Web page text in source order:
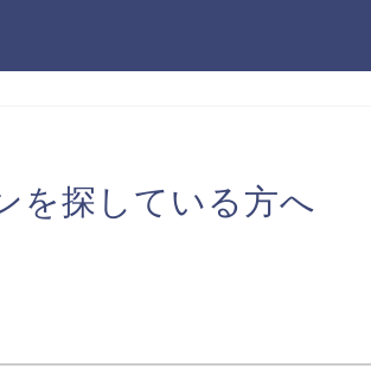
を探している方へ